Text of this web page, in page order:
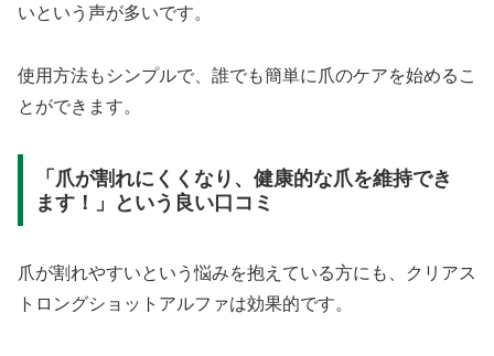
いという声が多いです。
使用方法もシンプルで、誰でも簡単に爪のケアを始めるこ
とができます。
「爪が割れにくくなり、健康的な爪を維持でき
ます！」という良い口コミ
爪が割れやすいという悩みを抱えている方にも、クリアス
トロングショットアルファは効果的です。